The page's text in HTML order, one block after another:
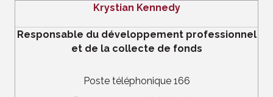
Krystian Kennedy
Responsable du développement professionnel
et de la collecte de fonds
Poste téléphonique 166